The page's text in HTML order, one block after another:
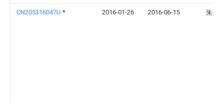
CN205316047U * 2016-01-26 2016-06-15 朱大